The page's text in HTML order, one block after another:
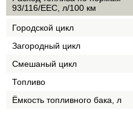
93/116/EEC, л/100 км
Городской цикл
Загородный цикл
Смешаный цикл
Топливо
Ёмкость топливного бака, л